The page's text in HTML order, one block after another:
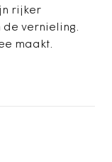
rijker
de vernieling.
maakt.